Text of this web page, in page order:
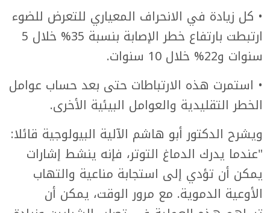
• كل زيادة في الانحراف المعياري للتعرض للضوء
ارتبطت بارتفاع خطر الإصابة بنسبة 35% خلال 5
سنوات و22% خلال 10 سنوات.
• استمرت هذه الارتباطات حتى بعد حساب عوامل
الخطر التقليدية والعوامل البيئية الأخرى.
ويشرح الدكتور أبو هاشم الآلية البيولوجية قائلا:
"عندما يدرك الدماغ التوتر، فإنه ينشط إشارات
يمكن أن تؤدي إلى استجابة مناعية والتهاب
الأوعية الدموية. مع مرور الوقت، يمكن أن